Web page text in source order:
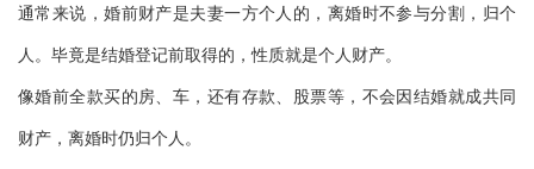
通常来说，婚前财产是夫妻一方个人的，离婚时不参与分割，归个
人。毕竟是结婚登记前取得的，性质就是个人财产。
像婚前全款买的房、车，还有存款、股票等，不会因结婚就成共同
财产，离婚时仍归个人。